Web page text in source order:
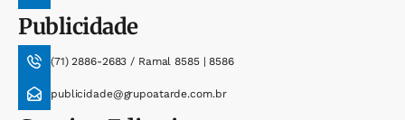
Publicidade
(71) 2886-2683 / Ramal 8585 | 8586
publicidade@grupoatarde.com.br